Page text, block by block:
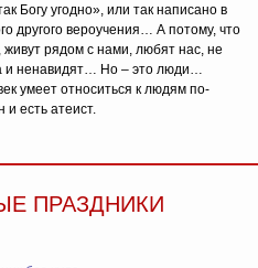
Богу угодно», или так написано в
другого вероучения… А потому, что
рядом с нами, любят нас, не
и ненавидят… Но – это люди…
умеет относиться к людям по-
и есть атеист.
ПРАЗДНИКИ